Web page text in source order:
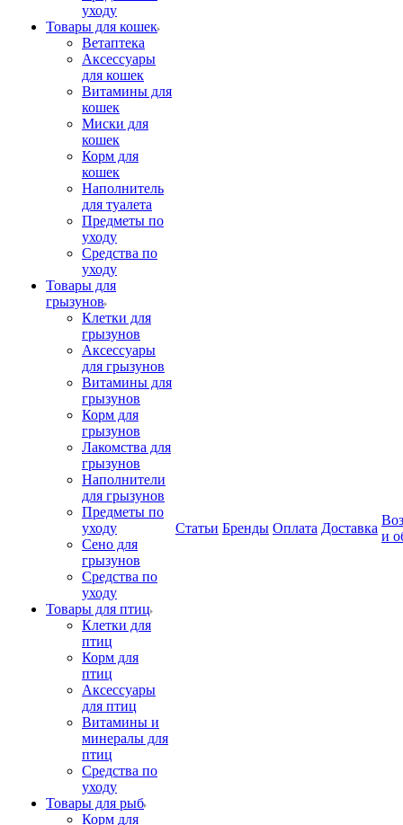
уходу
Товары для кошек
Ветаптека
Аксессуары
для кошек
Витамины для
кошек
Миски для
кошек
Корм для
кошек
Наполнитель
для туалета
Предметы по
уходу
Средства по
уходу
Товары для
грызунов
Клетки для
грызунов
Аксессуары
для грызунов
Витамины для
грызунов
Корм для
грызунов
Лакомства для
грызунов
Наполнители
для грызунов
Предметы по
уходу
Сено для
грызунов
Средства по
уходу
Товары для птиц
Клетки для
птиц
Корм для
птиц
Аксессуары
для птиц
Витамины и
минералы для
птиц
Средства по
уходу
Товары для рыб
Корм для
Статьи Бренды Оплата Доставка
и